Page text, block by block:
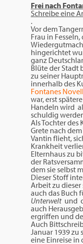
Frei nach
Schreibe eine
.
Vor dem
Frau in
hingerichtet
ganz
Blüte der Stadt
zu seiner
innerhalb des
Fontanes
war, erst
Handeln wird
schuldig
Als Tochter
Grete nach
Vantin flieht,
Krankheit
Elternhaus zu
der
dem sie selbst
Dieser Stoff
Arbeit zu
auch das Buch
Unterweltund
auch
ergriffen und
Auch
Januar 1939 zu
eine Einreise in